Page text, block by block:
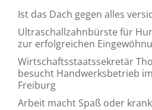
Ist das Dach gegen alles
Ultraschallzahnbürste für
zur erfolgreichen
Wirtschaftsstaatssekretär
besucht Handwerksbetrieb
Freiburg
Arbeit macht Spaß oder krank